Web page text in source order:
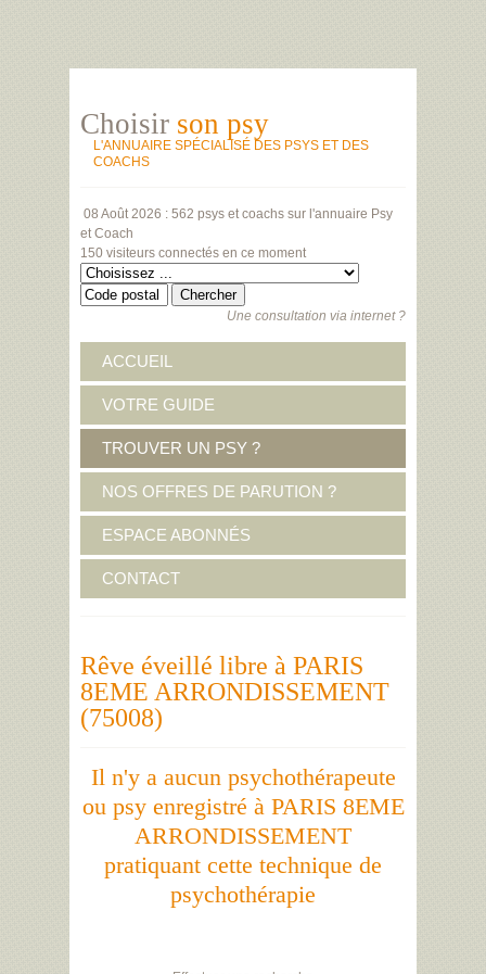
Choisir son psy
L'ANNUAIRE SPÉCIALISÉ DES PSYS ET DES
COACHS
08 Août 2026 : 562 psys et coachs sur l'annuaire Psy
et Coach
150 visiteurs connectés en ce moment
Une consultation via internet ?
ACCUEIL
VOTRE GUIDE
TROUVER UN PSY ?
NOS OFFRES DE PARUTION ?
ESPACE ABONNÉS
CONTACT
Rêve éveillé libre à PARIS
8EME ARRONDISSEMENT
(75008)
Il n'y a aucun psychothérapeute
ou psy enregistré à PARIS 8EME
ARRONDISSEMENT
pratiquant cette technique de
psychothérapie